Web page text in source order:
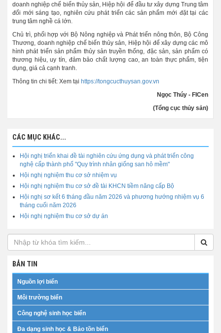
doanh nghiệp chế biến thủy sản, Hiệp hội để đầu tư xây dựng Trung tâm
đổi mới sáng tạo, nghiên cứu phát triển các sản phẩm mới đặt tại các
trung tâm nghề cá lớn.
Chủ trì, phối hợp với Bộ Nông nghiệp và Phát triển nông thôn, Bộ Công
Thương, doanh nghiệp chế biến thủy sản, Hiệp hội để xây dựng các mô
hình phát triển sản phẩm thủy sản truyền thống, đặc sản, sản phẩm có
thương hiệu, uy tín, đảm bảo chất lượng cao, an toàn thực phẩm, tiện
dụng, giá cả cạnh tranh.
Thông tin chi tiết: Xem tại https://tongcucthuysan.gov.vn
Ngọc Thúy - FICen
(Tổng cục thủy sản)
CÁC MỤC KHÁC...
Hội nghị triển khai đề tài nghiên cứu ứng dụng và phát triển công
nghệ cấp thành phố "Quy trình nhân giống san hô mềm"
Hội nghị nghiệm thu cơ sở nhiệm vụ
Hội nghị nghiệm thu cơ sở đề tài KHCN tiềm năng cấp Bộ
Hội nghị sơ kết 6 tháng đầu năm 2026 và phương hướng nhiệm vụ 6
tháng cuối năm 2026
Hội nghị nghiệm thu cơ sở dự án
BẢN TIN
Nguồn lợi biển
Môi trường biển
Công nghệ sinh học biển
Đa dạng sinh học & Bảo tồn biển